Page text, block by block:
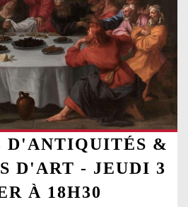
D'ANTIQUITÉS &
D'ART - JEUDI 3
À 18H30